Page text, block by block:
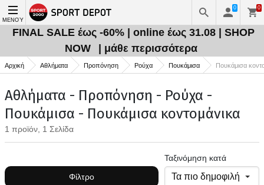
ΜΕΝΟΎ
0 0
FINAL SALE έως -60% | online έως 31.08 | SHOP
NOW
| μάθε περισσότερα
Αρχική Αθλήματα Προπόνηση Ρούχα Πουκάμισα Πουκάμισα
Αθλήματα - Προπόνηση - Ρούχα -
Πουκάμισα - Πουκάμισα κοντομάνικα
1 προϊόν, 1 Σελίδα
Φίλτρο
Ταξινόμηση κατά